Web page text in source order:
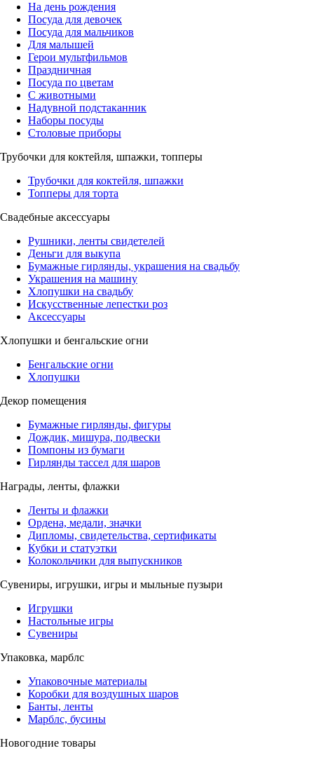
На день рождения
Посуда для девочек
Посуда для мальчиков
Для малышей
Герои мультфильмов
Праздничная
Посуда по цветам
С животными
Надувной подстаканник
Наборы посуды
Столовые приборы
Трубочки для коктейля, шпажки, топперы
Трубочки для коктейля, шпажки
Топперы для торта
Свадебные аксессуары
Рушники, ленты свидетелей
Деньги для выкупа
Бумажные гирлянды, украшения на свадьбу
Украшения на машину
Хлопушки на свадьбу
Искусственные лепестки роз
Аксессуары
Хлопушки и бенгальские огни
Бенгальские огни
Хлопушки
Декор помещения
Бумажные гирлянды, фигуры
Дождик, мишура, подвески
Помпоны из бумаги
Гирлянды тассел для шаров
Награды, ленты, флажки
Ленты и флажки
Ордена, медали, значки
Дипломы, свидетельства, сертификаты
Кубки и статуэтки
Колокольчики для выпускников
Сувениры, игрушки, игры и мыльные пузыри
Игрушки
Настольные игры
Сувениры
Упаковка, марблс
Упаковочные материалы
Коробки для воздушных шаров
Банты, ленты
Марблс, бусины
Новогодние товары